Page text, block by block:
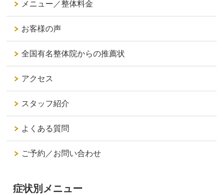
メニュー／整体料金
お客様の声
全国有名整体院からの推薦状
アクセス
スタッフ紹介
よくある質問
ご予約／お問い合わせ
症状別メニュー